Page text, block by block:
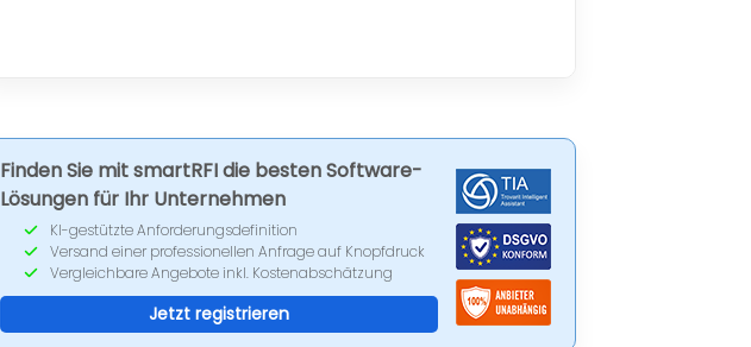
Finden Sie mit smartRFI die besten Software-
Lösungen für Ihr Unternehmen
KI-gestützte Anforderungsdefinition
Versand einer professionellen Anfrage auf Knopfdruck
Vergleichbare Angebote inkl. Kostenabschätzung
Jetzt registrieren